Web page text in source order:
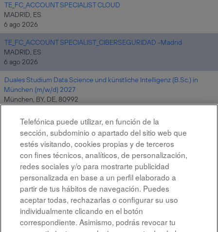
TE_FC_ACCOUNT SPECIALIST CLOUD
MADRID, ES
6 ago 2026
TE_FC_ACCOUNT SPECIALIST_CIBERSEGURIDAD -Madrid
MADRID, ES
6 ago 2026
Duales Studium Data Science und künstliche Intelligenz (B.Sc.) in
München (m/w/d) 2027
München, BY, DE, 80992
Resultados
Aviso legal
Telefónica puede utilizar, en función de la
sección, subdominio o apartado del sitio web que
estés visitando, cookies propias y de terceros
con fines técnicos, analíticos, de personalización,
redes sociales y/o para mostrarte publicidad
personalizada en base a un perfil elaborado a
partir de tus hábitos de navegación. Puedes
aceptar todas, rechazarlas o configurar su uso
individualmente clicando en el botón
correspondiente. Asimismo, podrás revocar tu